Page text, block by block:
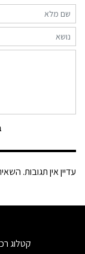
עדיין אין תגובות.
קטלוג